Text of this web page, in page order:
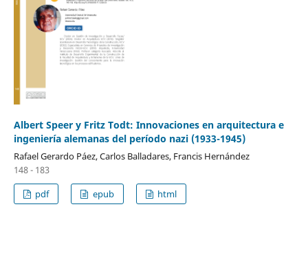
Albert Speer y Fritz Todt: Innovaciones en arquitectura e
ingeniería alemanas del período nazi (1933-1945)
Rafael Gerardo Páez, Carlos Balladares, Francis Hernández
148 - 183
pdf
epub html